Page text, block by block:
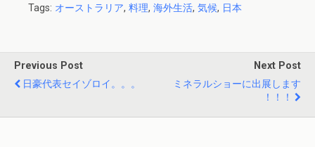
Tags: オーストラリア, 料理, 海外生活, 気候, 日本
Previous Post
日豪代表セイゾロイ。。。
Next Post
ミネラルショーに出展します
！！！